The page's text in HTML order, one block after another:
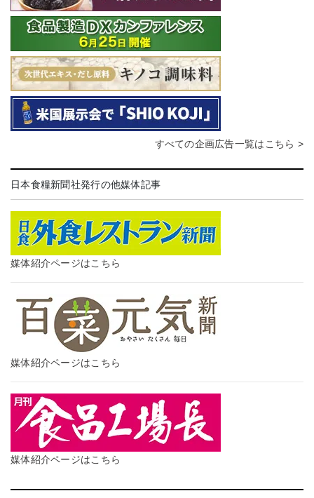
すべての企画広告一覧はこちら >
日本食糧新聞社発行の他媒体記事
媒体紹介ページはこちら
媒体紹介ページはこちら
媒体紹介ページはこちら